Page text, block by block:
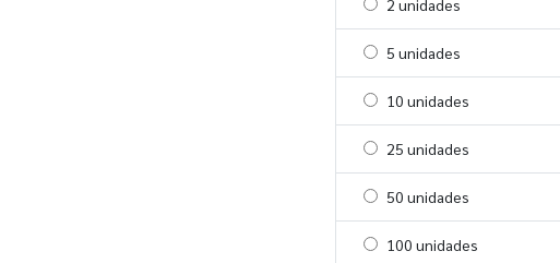
Selecionar 2 unidades
2 unidades
Selecionar 5 unidades
5 unidades
Selecionar 10 unidades
10 unidades
Selecionar 25 unidades
25 unidades
Selecionar 50 unidades
50 unidades
Selecionar 100 unidades
100 unidades